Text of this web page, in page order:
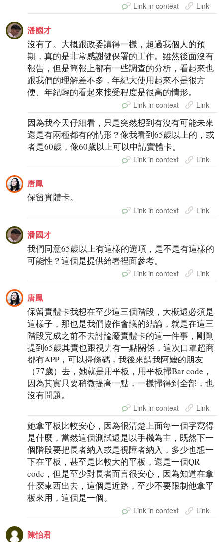
Link in context Link
潘國才
沒有了。大概跟政委講得一樣，超過我個人的預
期，真的是非常感謝健保署的工作。雖然後面沒有
報告，但是簡報上都有一些調查的分析，看起來也
跟我們的理解差不多，年紀大使用起來不是很方
便、年紀輕的看起來接受程度是很高的情形。
Link in context Link
因為我今天仔細看，只是突然想到有沒有可能未來
還是有兩種都有的情形？像我看到65歲以上的，或
者是60歲，像60歲以上可以申請實體卡。
Link in context Link
唐鳳
保留實體卡。
Link in context Link
潘國才
我們同意65歲以上有這樣的選項，是不是有這樣的
可能性？這個是提供給署裡面參考。
Link in context Link
唐鳳
保留實體卡我想在至少這三個階段，大概還必須是
這樣子，那也是我們協作會議的結論，就是在這三
階段完成之前不去討論廢實體卡的這一件事，剛剛
提到65歲其實也跟視力有一點關係，這次口罩超商
都有APP，可以掃條碼，我後來請我阿嬤的朋友
（77歲）去，她就是用平板，用平板掃Bar code，
因為其實只要稍微提高一點，一樣掃得到全部，也
沒有問題。
Link in context Link
她拿平板比較安心，因為很清楚上面每一個字寫得
是什麼，當然這個測試還是以手機為主，既然下一
個階段要把長者納入或是視障者納入，多少也想一
下在平板，甚至是比較大的平板，還是一個QR
code，但是至少對長者而言很安心，因為知道在拿
什麼東西出去，這個是近路，至少不要限制他拿平
板來用，這個是一個。
Link in context Link
陳怡君